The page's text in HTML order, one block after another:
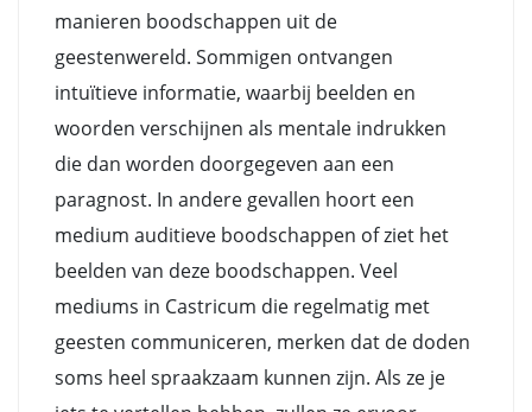
manieren boodschappen uit de
geestenwereld. Sommigen ontvangen
intuïtieve informatie, waarbij beelden en
woorden verschijnen als mentale indrukken
die dan worden doorgegeven aan een
paragnost. In andere gevallen hoort een
medium auditieve boodschappen of ziet het
beelden van deze boodschappen. Veel
mediums in Castricum die regelmatig met
geesten communiceren, merken dat de doden
soms heel spraakzaam kunnen zijn. Als ze je